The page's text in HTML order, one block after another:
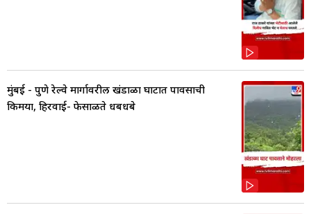
मुंबई - पुणे रेल्वे मार्गावरील खंडाळा घाटात पावसाची
किमया, हिरवाई- फेसाळते धबधबे